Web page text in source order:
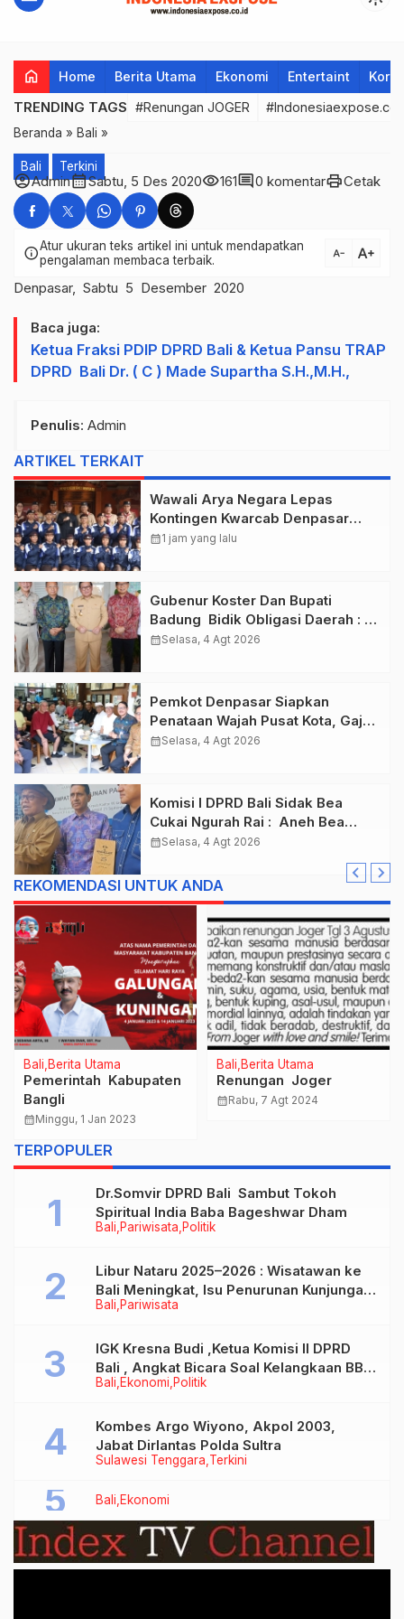
home Home Berita Utama Ekonomi Entertaint
TRENDING TAGS #Renungan JOGER
Beranda » Bali »
Bali Terkini
account_circleAdmincalendar_monthSabtu, 5 Des 2020visibility161comment0 komentarprintCetak
infoAtur ukuran teks artikel ini untuk mendapatkan
pengalaman membaca terbaik.
text_decrease text_increase
Denpasar, Sabtu 5 Desember 2020
Baca juga:
Ketua Fraksi PDIP DPRD Bali & Ketua Pansu TRAP
DPRD Bali Dr. ( C ) Made Supartha S.H.,M.H.,
Penulis: Admin
ARTIKEL TERKAIT
Wawali Arya Negara Lepas
Kontingen Kwarcab Denpasar
Menuju Jambore Nasional XII
calendar_month1 jam yang lalu
Gubenur Koster Dan Bupati
Badung Bidik Obligasi Daerah :
Gaspol Bangun Infrastruktur
calendar_monthSelasa, 4 Agt 2026
Pemkot Denpasar Siapkan
Penataan Wajah Pusat Kota, Gajah
Mada Jadi Salah Satu Kawasan
calendar_monthSelasa, 4 Agt 2026
Komisi I DPRD Bali Sidak Bea
Cukai Ngurah Rai : Aneh Bea
Cukai Tolak berikan List Data
calendar_monthSelasa, 4 Agt 2026
REKOMENDASI UNTUK ANDA
Bali Berita Utama
Pemerintah Kabupaten
Bangli
calendar_monthMinggu, 1 Jan 2023
Bali Berita Utama
Renungan Joger
calendar_monthRabu, 7 Agt 2024
TERPOPULER
Bali Pariwisata Politik
Dr.Somvir DPRD Bali Sambut Tokoh
Spiritual India Baba Bageshwar Dham
Bali Pariwisata
Libur Nataru 2025–2026 : Wisatawan ke
Bali Meningkat, Isu Penurunan Kunjungan
Tidak Benar
Bali Ekonomi Politik
IGK Kresna Budi ,Ketua Komisi II DPRD
Bali , Angkat Bicara Soal Kelangkaan BBM
Bersubsidi Jenis Solar
Sulawesi Tenggara Terkini
Kombes Argo Wiyono, Akpol 2003,
Jabat Dirlantas Polda Sultra
Bali Ekonomi